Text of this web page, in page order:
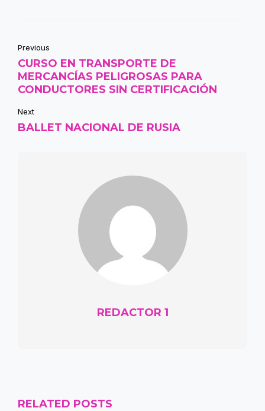
Previous
CURSO EN TRANSPORTE DE
MERCANCÍAS PELIGROSAS PARA
CONDUCTORES SIN CERTIFICACIÓN
Next
BALLET NACIONAL DE RUSIA
REDACTOR 1
RELATED POSTS